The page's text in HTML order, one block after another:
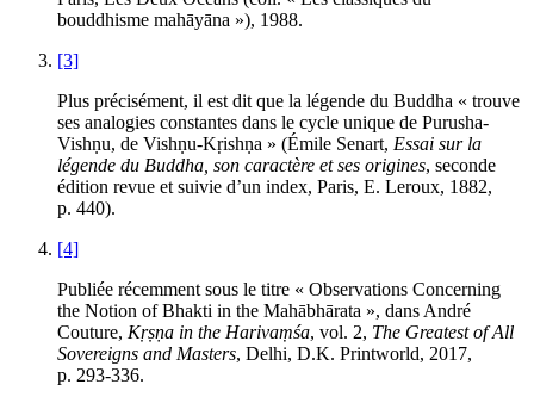
bouddhisme mahāyāna »), 1988.
[3]
Plus précisément, il est dit que la légende du Buddha « trouve
ses analogies constantes dans le cycle unique de Purusha-
Vishṇu, de Vishṇu-Kṛishṇa » (Émile Senart, Essai sur la
légende du Buddha, son caractère et ses origines, seconde
édition revue et suivie d’un index, Paris, E. Leroux, 1882,
p. 440).
[4]
Publiée récemment sous le titre « Observations Concerning
the Notion of Bhakti in the Mahābhārata », dans André
Couture, Kṛṣṇa in the Harivaṃśa, vol. 2, The Greatest of All
Sovereigns and Masters, Delhi, D.K. Printworld, 2017,
p. 293-336.